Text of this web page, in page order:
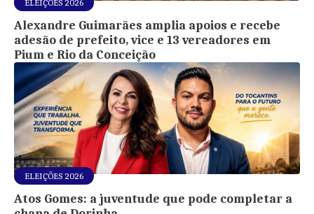
ELEIÇÕES 2026
Alexandre Guimarães amplia apoios e recebe
adesão de prefeito, vice e 13 vereadores em
Pium e Rio da Conceição
ELEIÇÕES 2026
Atos Gomes: a juventude que pode completar a